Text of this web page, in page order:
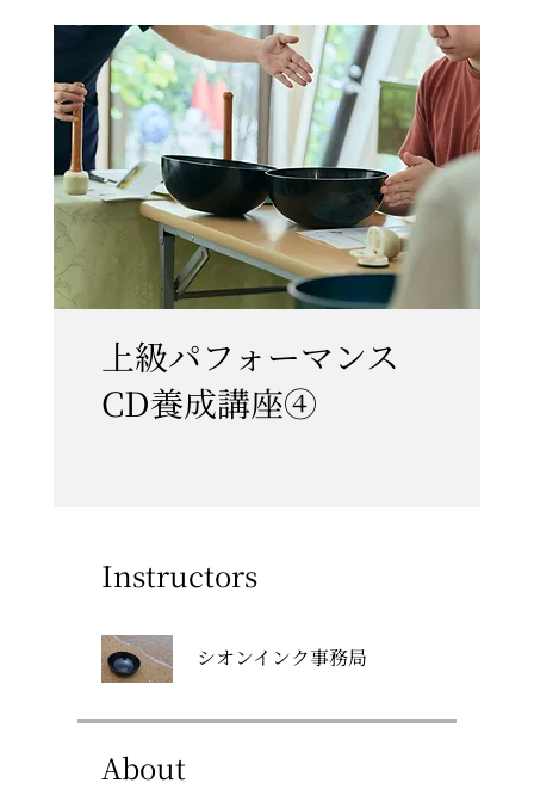
上級パフォーマンス
CD養成講座④
Instructors
シオンインク事務局
About